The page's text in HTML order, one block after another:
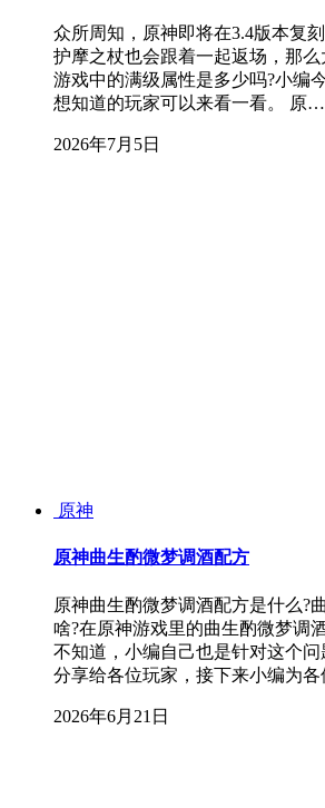
众所周知，原神即将在3.4版本复
护摩之杖也会跟着一起返场，那
游戏中的满级属性是多少吗?小编
想知道的玩家可以来看一看。 原…
2026年7月5日
原神
原神曲生酌微梦调酒配方
原神曲生酌微梦调酒配方是什么?
啥?在原神游戏里的曲生酌微梦调
不知道，小编自己也是针对这个
分享给各位玩家，接下来小编为
2026年6月21日